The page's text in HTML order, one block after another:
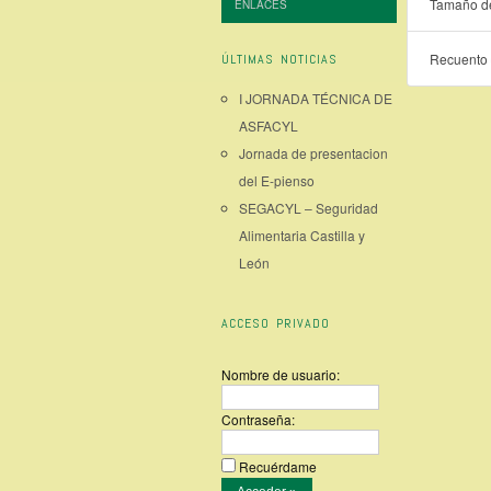
ENLACES
ÚLTIMAS NOTICIAS
I JORNADA TÉCNICA DE
ASFACYL
Jornada de presentacion
del E-pienso
SEGACYL – Seguridad
Alimentaria Castilla y
León
ACCESO PRIVADO
Nombre de usuario:
Contraseña:
Recuérdame
Tamaño